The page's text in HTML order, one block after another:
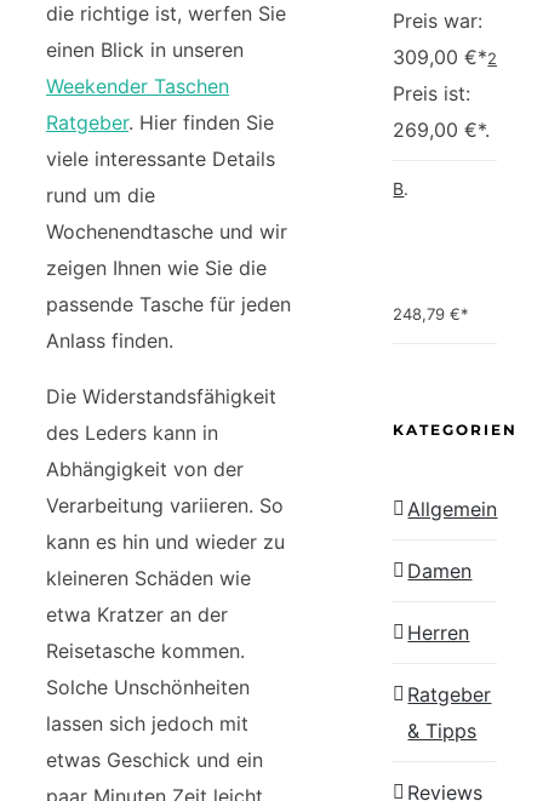
die richtige ist, werfen Sie
einen Blick in unseren
Weekender Taschen
Ratgeber. Hier finden Sie
viele interessante Details
rund um die
Wochenendtasche und wir
zeigen Ihnen wie Sie die
passende Tasche für jeden
Anlass finden.
Die Widerstandsfähigkeit
des Leders kann in
Abhängigkeit von der
Verarbeitung variieren. So
kann es hin und wieder zu
kleineren Schäden wie
etwa Kratzer an der
Reisetasche kommen.
Solche Unschönheiten
lassen sich jedoch mit
etwas Geschick und ein
paar Minuten Zeit leicht
Preis war:
309,00 €*
Preis ist:
269,00 €*.
Bric's Reise-Henkeltasche Weekender
248,79€*
KATEGORIEN
Allgemein
Damen
Herren
Ratgeber
& Tipps
Reviews